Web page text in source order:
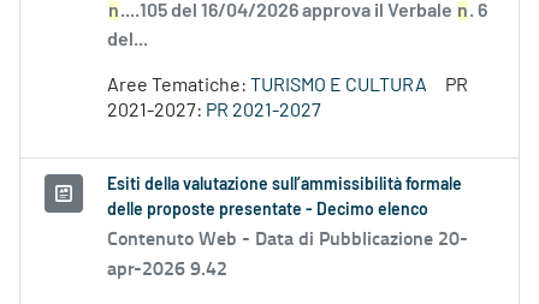
n....105 del 16/04/2026 approva il Verbale n. 6
del...
Aree Tematiche: TURISMO E CULTURA
PR
2021-2027: PR 2021-2027
Esiti della valutazione sull’ammissibilità formale
delle proposte presentate - Decimo elenco
Contenuto Web - Data di Pubblicazione 20-
apr-2026 9.42